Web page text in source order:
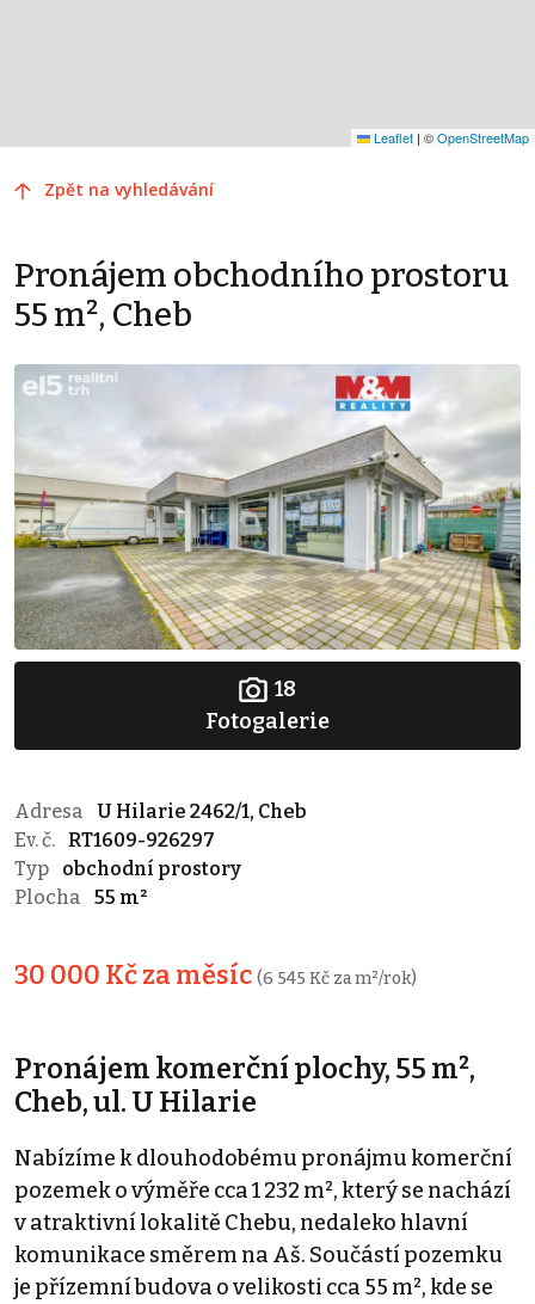
Leaflet | ©OpenStreetMap
Zpět na vyhledávání
Pronájem obchodního prostoru
55 m², Cheb
18
Fotogalerie
Adresa
U Hilarie 2462/1, Cheb
Ev. č.
RT1609-926297
Typ
obchodní prostory
Plocha
55 m²
30 000 Kč za měsíc (6 545 Kč za m²/rok)
Pronájem komerční plochy, 55 m²,
Cheb, ul. U Hilarie
Nabízíme k dlouhodobému pronájmu komerční
pozemek o výměře cca 1 232 m², který se nachází
v atraktivní lokalitě Chebu, nedaleko hlavní
komunikace směrem na Aš. Součástí pozemku
je přízemní budova o velikosti cca 55 m², kde se